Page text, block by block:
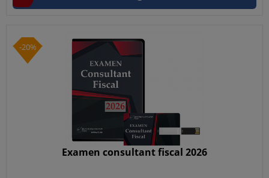
-20%
Examen consultant fiscal 2026